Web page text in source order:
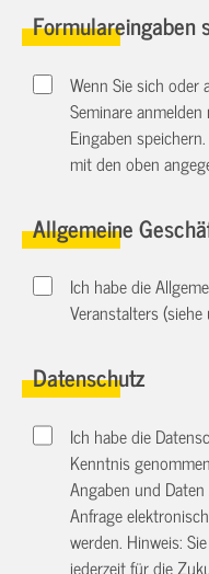
Formulareingaben
Wenn Sie sich oder
Seminare
Eingaben
mit den oben
Allgemeine
Ich habe die
Veranstalters
Datenschutz
Ich habe die
Kenntnis
Angaben und
Anfrage
werden. Hinweis:
jederzeit für die